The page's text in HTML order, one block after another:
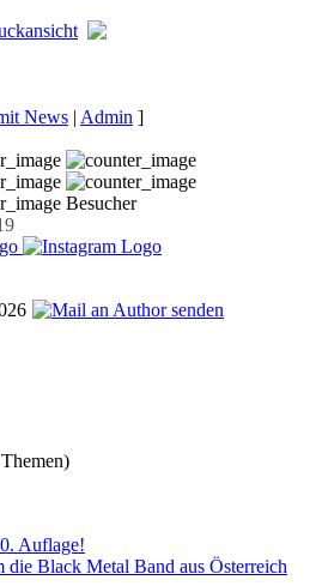
News | Admin ]
Besucher
Auflage!
die Black Metal Band aus Österreich